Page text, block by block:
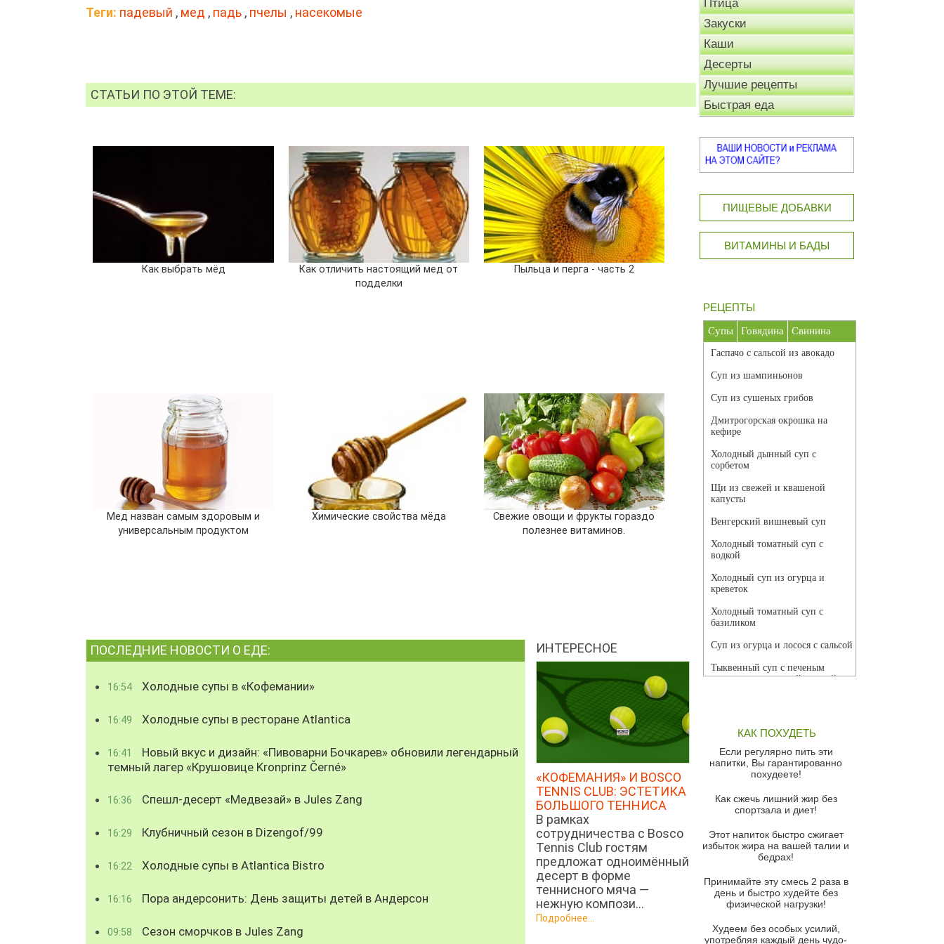
Теги: падевый , мед , падь , пчелы , насекомые
СТАТЬИ ПО ЭТОЙ ТЕМЕ:
Как выбрать мёд
Как отличить настоящий мед от
подделки
Пыльца и перга - часть 2
Мед назван самым здоровым и
универсальным продуктом
Химические свойства мёда
Свежие овощи и фрукты гораздо
полезнее витаминов.
ПОСЛЕДНИЕ НОВОСТИ О ЕДЕ:
16:54 Холодные супы в «Кофемании»
16:49 Холодные супы в ресторане Atlantica
16:41
Новый вкус и дизайн: «Пивоварни Бочкарев» обновили легендарный
темный лагер «Крушовице Kronprinz Černé»
16:36 Спешл-десерт «Медвезай» в Jules Zang
16:29 Клубничный сезон в Dizengof/99
16:22 Холодные супы в Atlantica Bistro
16:16 Пора андерсонить: День защиты детей в Андерсон
09:58 Сезон сморчков в Jules Zang
ИНТЕРЕСНОЕ
«КОФЕМАНИЯ» И BOSCO
TENNIS CLUB: ЭСТЕТИКА
БОЛЬШОГО ТЕННИСА
В рамках
сотрудничества с Bosco
Tennis Club гостям
предложат одноимённый
десерт в форме
теннисного мяча —
нежную компози...
Подробнее...
Птица
Закуски
Каши
Десерты
Лучшие рецепты
Быстрая еда
ПИЩЕВЫЕ ДОБАВКИ
ВИТАМИНЫ И БАДЫ
РЕЦЕПТЫ
Супы Говядина Свинина
Гаспачо с сальсой из авокадо
Суп из шампиньонов
Суп из сушеных грибов
Дмитрогорская окрошка на
кефире
Холодный дынный суп с
сорбетом
Щи из свежей и квашеной
капусты
Венгерский вишневый суп
Холодный томатный суп с
водкой
Холодный суп из огурца и
креветок
Холодный томатный суп с
базиликом
Суп из огурца и лосося с сальсой
Тыквенный суп с печеным
чесноком и томатной сальсой
красного перца
Парижский луковый суп
Суп из спаржи и горошка с
Суп-крем из цветной капусты
Французский луковый суп
Суп из баклажанов с моцареллой
Грибной крем-суп с кростини с
козьим сыром
Суп мисо с зеленым луком и
тофу
КАК ПОХУДЕТЬ
Если регулярно пить эти
напитки, Вы гарантированно
похудеете!
Как сжечь лишний жир без
спортзала и диет!
Этот напиток быстро сжигает
избыток жира на вашей талии и
бедрах!
Принимайте эту смесь 2 раза в
день и быстро худейте без
физической нагрузки!
Худеем без особых усилий,
употребляя каждый день чудо-